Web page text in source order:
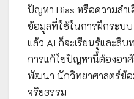
ปัญหา Bias หรือความลำ
ข้อมูลที่ใช้ในการฝึกระบ
แล้ว AI ก็จะเรียนรู้และสื
การแก้ไขปัญหานี้ต้องอา
พัฒนา นักวิทยาศาสตร์ข้อ
จริยธรรม